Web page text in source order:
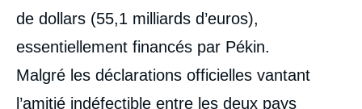
de dollars (55,1 milliards d’euros),
essentiellement financés par Pékin.
Malgré les déclarations officielles vantant
l’amitié indéfectible entre les deux pays